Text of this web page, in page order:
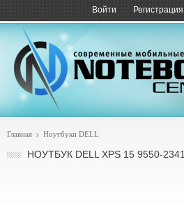
Войти Регистрация
Пример:купить DELL XPS 15 9550-2341
Главная Ноутбуки DELL
НОУТБУК DELL XPS 15 9550-2341